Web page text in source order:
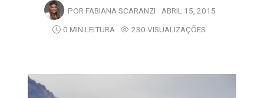
POR FABIANA SCARANZI ABRIL 15, 2015
0 MIN LEITURA
230 VISUALIZAÇÕES